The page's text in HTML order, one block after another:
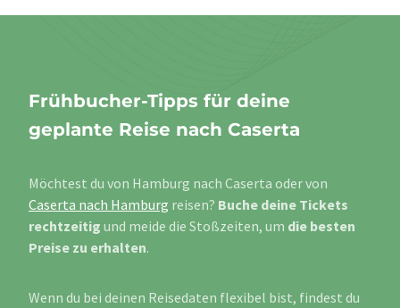
Frühbucher-Tipps für deine
geplante Reise nach Caserta
Möchtest du von Hamburg nach Caserta oder von
Caserta nach Hamburg reisen? Buche deine Tickets
rechtzeitig und meide die Stoßzeiten, um die besten
Preise zu erhalten.
Wenn du bei deinen Reisedaten flexibel bist, findest du